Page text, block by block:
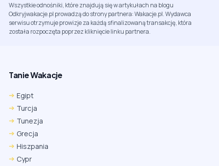
Wszystkie odnośniki, które znajdują się w artykułach na blogu
Odkryjwakacje.pl prowadzą do strony partnera: Wakacje.pl. Wydawca
serwisu otrzymuje prowizje za każdą sfinalizowaną transakcję, która
została rozpoczęta poprzez kliknięcie linku partnera.
Tanie Wakacje
Egipt
Turcja
Tunezja
Grecja
Hiszpania
Cypr